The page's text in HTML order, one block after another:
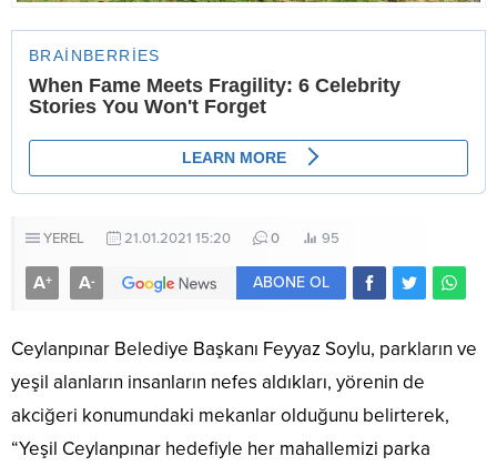
YEREL 21.01.2021 15:20 0 95
A+ A- ABONE OL
Ceylanpınar Belediye Başkanı Feyyaz Soylu, parkların ve
yeşil alanların insanların nefes aldıkları, yörenin de
akciğeri konumundaki mekanlar olduğunu belirterek,
“Yeşil Ceylanpınar hedefiyle her mahallemizi parka